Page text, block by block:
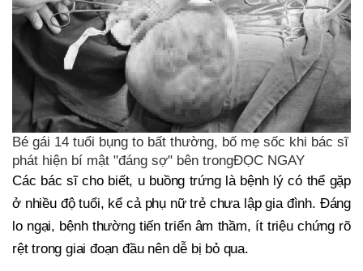
Bé gái 14 tuổi bụng to bất thường, bố mẹ sốc khi bác sĩ
phát hiện bí mật "đáng sợ" bên trongĐỌC NGAY
Các bác sĩ cho biết, u buồng trứng là bệnh lý có thể gặp
ở nhiều độ tuổi, kể cả phụ nữ trẻ chưa lập gia đình. Đáng
lo ngại, bệnh thường tiến triển âm thầm, ít triệu chứng rõ
rệt trong giai đoạn đầu nên dễ bị bỏ qua.